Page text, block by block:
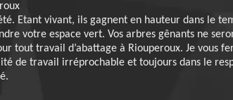
Etant vivant, ils gagnent en hauteur dans le
votre espace vert. Vos arbres gênants ne
tout travail d’abattage à Riouperoux. Je vous
de travail irréprochable et toujours dans le